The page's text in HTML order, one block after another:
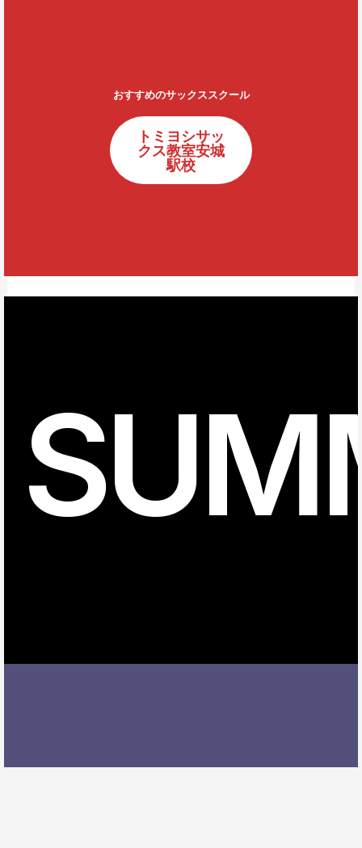
おすすめのサックススクール
トミヨシサッ
クス教室安城
駅校